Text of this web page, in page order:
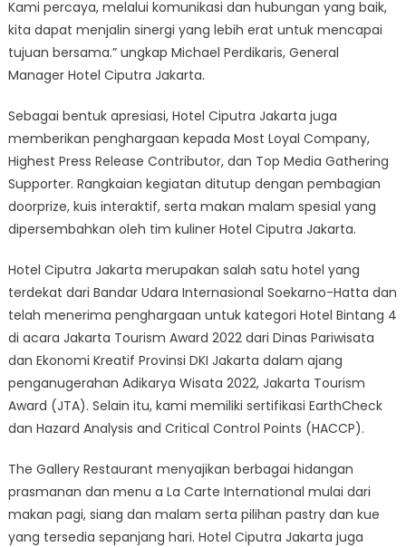
Kami percaya, melalui komunikasi dan hubungan yang baik,
kita dapat menjalin sinergi yang lebih erat untuk mencapai
tujuan bersama.” ungkap Michael Perdikaris, General
Manager Hotel Ciputra Jakarta.
Sebagai bentuk apresiasi, Hotel Ciputra Jakarta juga
memberikan penghargaan kepada Most Loyal Company,
Highest Press Release Contributor, dan Top Media Gathering
Supporter. Rangkaian kegiatan ditutup dengan pembagian
doorprize, kuis interaktif, serta makan malam spesial yang
dipersembahkan oleh tim kuliner Hotel Ciputra Jakarta.
Hotel Ciputra Jakarta merupakan salah satu hotel yang
terdekat dari Bandar Udara Internasional Soekarno-Hatta dan
telah menerima penghargaan untuk kategori Hotel Bintang 4
di acara Jakarta Tourism Award 2022 dari Dinas Pariwisata
dan Ekonomi Kreatif Provinsi DKI Jakarta dalam ajang
penganugerahan Adikarya Wisata 2022, Jakarta Tourism
Award (JTA). Selain itu, kami memiliki sertifikasi EarthCheck
dan Hazard Analysis and Critical Control Points (HACCP).
The Gallery Restaurant menyajikan berbagai hidangan
prasmanan dan menu a La Carte International mulai dari
makan pagi, siang dan malam serta pilihan pastry dan kue
yang tersedia sepanjang hari. Hotel Ciputra Jakarta juga